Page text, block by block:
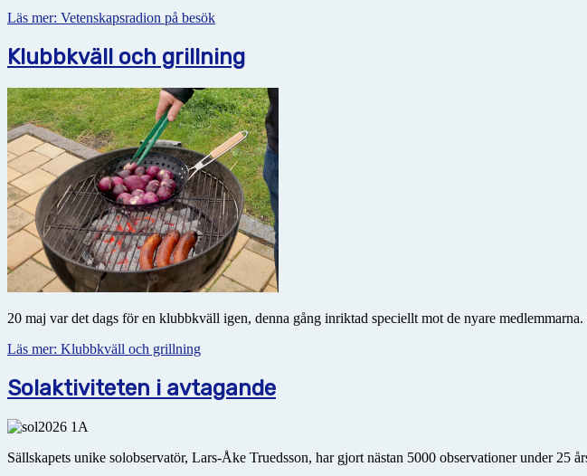
Läs mer: Vetenskapsradion på besök
Klubbkväll och grillning
20 maj var det dags för en klubbkväll igen, denna gång inriktad speciellt mot de nyare
Läs mer: Klubbkväll och grillning
Solaktiviteten i avtagande
Sällskapets unike solobservatör, Lars-Åke Truedsson, har gjort nästan 5000 observationer under